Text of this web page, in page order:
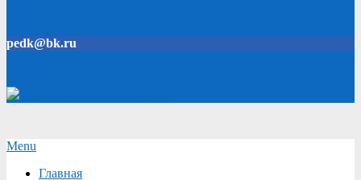
pedk@bk.ru
Secondary
Menu
Menu
Главная